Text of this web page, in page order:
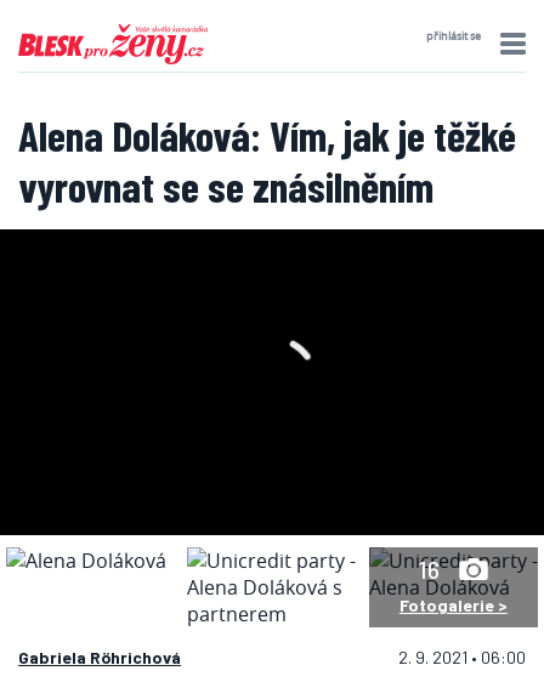
přihlásit se
Alena Doláková: Vím, jak je těžké
vyrovnat se se znásilněním
16
Fotogalerie >
Gabriela Röhrichová 2. 9. 2021 • 06:00